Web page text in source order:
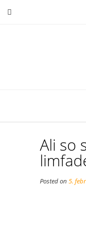
Ali so
Posted on 5.